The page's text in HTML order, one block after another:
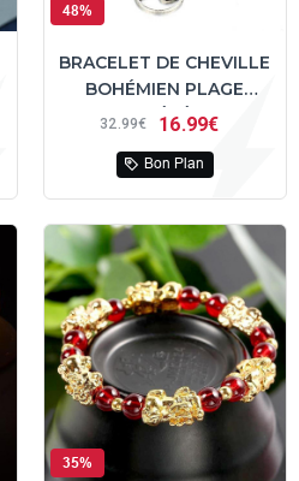
48%
BRACELET DE CHEVILLE
BOHÉMIEN PLAGE
D'ÉTÉ
32 99€ 16 99€
Bon Plan
35%